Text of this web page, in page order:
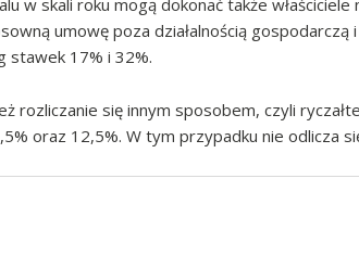
w skali roku mogą dokonać także
umowę poza działalnością gospodarczą
stawek 17% i 32%.
rozliczanie się innym sposobem, czyli
oraz 12,5%. W tym przypadku nie odlicza